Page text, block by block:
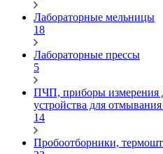
Лабораторные мельницы
18
Лабораторные прессы
5
ПЧП, приборы измерения
устройства для
14
Пробоотборники,